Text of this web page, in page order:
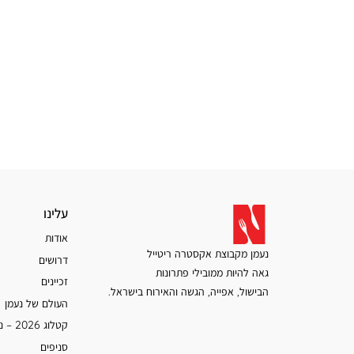
נעמן מקבוצת אקסטרה ריטייל
גאה להיות ממובילי פתרונות
הבישול, אפייה, הגשה והאירוח בישראל.
עלינו
עלינו
אודות
דרושים
זכיינים
העולם של נעמן
קטלוג 2026 – נעמן
סניפים